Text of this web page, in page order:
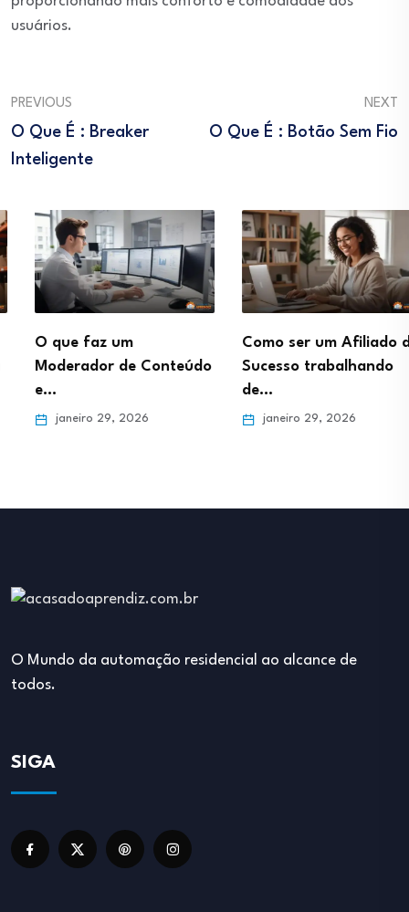
usuários.
PREVIOUS
O Que É : Breaker
Inteligente
NEXT
O Que É : Botão Sem Fio
O que faz um
Moderador de Conteúdo
janeiro 29, 2026
Como ser um Afiliado de
Sucesso trabalhando
de…
janeiro 29, 2026
O Mundo da automação residencial ao alcance de
todos.
SIGA